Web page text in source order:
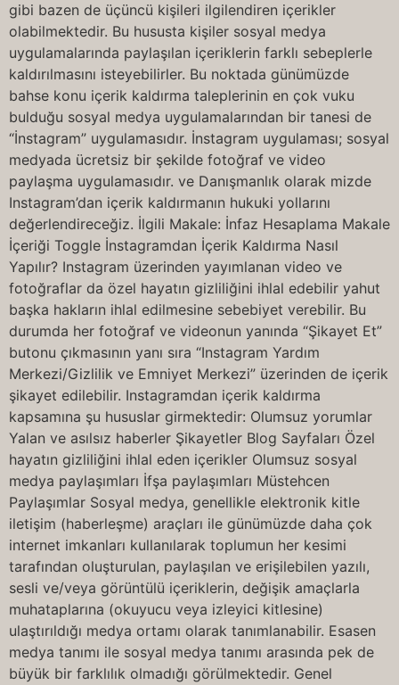
gibi bazen de üçüncü kişileri ilgilendiren içerikler
olabilmektedir. Bu hususta kişiler sosyal medya
uygulamalarında paylaşılan içeriklerin farklı sebeplerle
kaldırılmasını isteyebilirler. Bu noktada günümüzde
bahse konu içerik kaldırma taleplerinin en çok vuku
bulduğu sosyal medya uygulamalarından bir tanesi de
“İnstagram” uygulamasıdır. İnstagram uygulaması; sosyal
medyada ücretsiz bir şekilde fotoğraf ve video
paylaşma uygulamasıdır. ve Danışmanlık olarak mizde
Instagram’dan içerik kaldırmanın hukuki yollarını
değerlendireceğiz. İlgili Makale: İnfaz Hesaplama Makale
İçeriği Toggle İnstagramdan İçerik Kaldırma Nasıl
Yapılır? Instagram üzerinden yayımlanan video ve
fotoğraflar da özel hayatın gizliliğini ihlal edebilir yahut
başka hakların ihlal edilmesine sebebiyet verebilir. Bu
durumda her fotoğraf ve videonun yanında “Şikayet Et”
butonu çıkmasının yanı sıra “Instagram Yardım
Merkezi/Gizlilik ve Emniyet Merkezi” üzerinden de içerik
şikayet edilebilir. Instagramdan içerik kaldırma
kapsamına şu hususlar girmektedir: Olumsuz yorumlar
Yalan ve asılsız haberler Şikayetler Blog Sayfaları Özel
hayatın gizliliğini ihlal eden içerikler Olumsuz sosyal
medya paylaşımları İfşa paylaşımları Müstehcen
Paylaşımlar Sosyal medya, genellikle elektronik kitle
iletişim (haberleşme) araçları ile günümüzde daha çok
internet imkanları kullanılarak toplumun her kesimi
tarafından oluşturulan, paylaşılan ve erişilebilen yazılı,
sesli ve/veya görüntülü içeriklerin, değişik amaçlarla
muhataplarına (okuyucu veya izleyici kitlesine)
ulaştırıldığı medya ortamı olarak tanımlanabilir. Esasen
medya tanımı ile sosyal medya tanımı arasında pek de
büyük bir farklılık olmadığı görülmektedir. Genel